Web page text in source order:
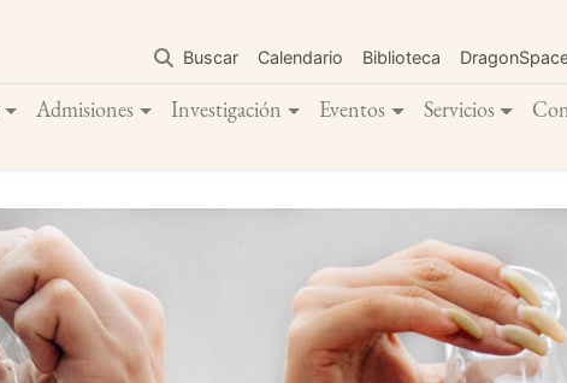
contenido
principal
Buscar Calendario Biblioteca
Admisiones Investigación Eventos Servicios